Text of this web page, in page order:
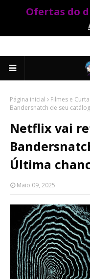
Ofertas do
Página inicial Filmes e
Bandersnatch de seu
Netflix vai
Última
Maio 09, 2025